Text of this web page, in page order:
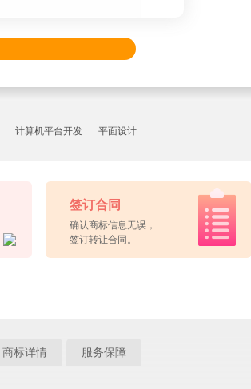
计算机平台开发 平面设计
签订合同
确认商标信息无误，
签订转让合同。
商标详情 服务保障